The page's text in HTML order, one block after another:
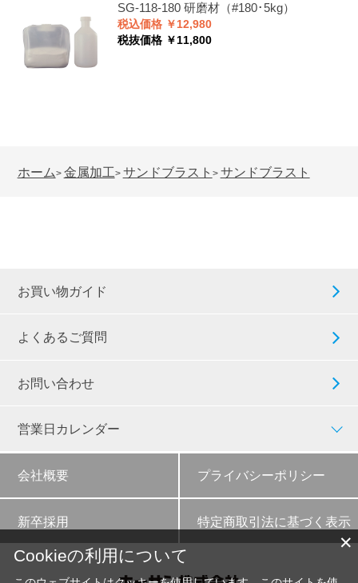
SG-118-180 研磨材（#180･5kg）
税込価格 ￥12,980
税抜価格 ￥11,800
ホーム> 金属加工> サンドブラスト > サンドブラスト
お買い物ガイド
よくあるご質問
お問い合わせ
営業日カレンダー
会社概要 プライバシーポリシー
新卒採用 特定商取引法に基づく表示
✕
Cookieの利用について